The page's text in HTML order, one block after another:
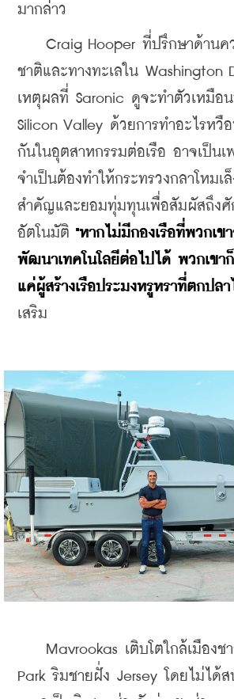
มากล่าว
Craig Hooper ที่ปรึกษาด้านค
ชาติและทางทะเลใน Washington
เหตุผลที่ Saronic ดูจะทำตัวเหมือ
Silicon Valley ด้วยการทำอะไรหวื
กันในอุตสาหกรรมต่อเรือ อาจเป็นเ
จำเป็นต้องทำให้กระทรวงกลาโหมเ
สำคัญและยอมทุ่มทุนเพื่อสัมผัสถึงศั
อัตโนมัติ "หากไม่มีกองเรือที่พวกเข
พัฒนาเทคโนโลยีต่อไปได้ พวกเขา
แค่ผู้สร้างเรือประมงหรูหราที่ตกปล
เสริม
Mavrookas เติบโตใกล้เมืองช
Park ริมชายฝั่ง Jersey โดยไม่ได้ส